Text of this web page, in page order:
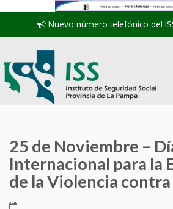
Nuevo número telefónico del
25 de Noviembre –
Internacional para la
de la Violencia